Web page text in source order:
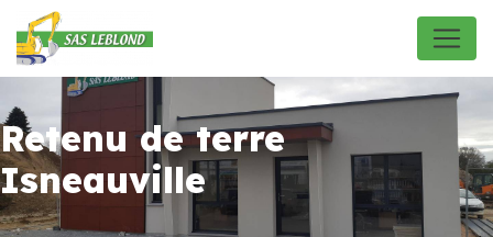
Panneau de gestion des cookies
Retenu de terre
Isneauville